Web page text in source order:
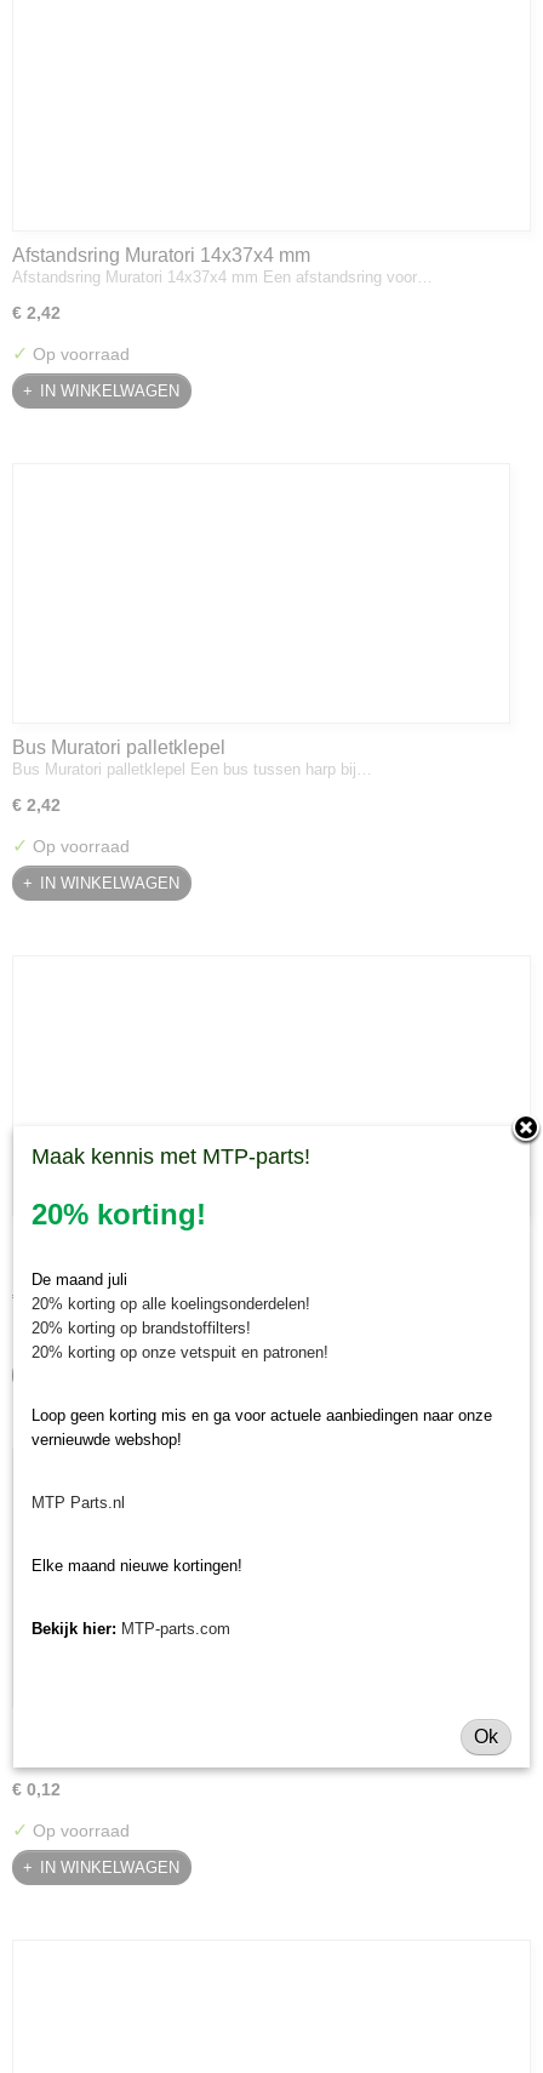
Afstandsring Muratori 14x37x4 mm
Afstandsring Muratori 14x37x4 mm Een afstandsring voor…
€ 2,42
✓ Op voorraad
IN WINKELWAGEN
Bus Muratori palletklepel
Bus Muratori palletklepel Een bus tussen harp bij…
€ 2,42
✓ Op voorraad
IN WINKELWAGEN
€ 10,16
Op voorraad
Klepelmoer Muratori M31 series Klepelmoer voor de standaard…
€ 0,12
✓ Op voorraad
IN WINKELWAGEN
Maak kennis met MTP-parts!
20% korting!
De maand juli
20% korting op alle koelingsonderdelen!
20% korting op brandstoffilters!
20% korting op onze vetspuit en patronen!
Loop geen korting mis en ga voor actuele aanbiedingen naar onze
vernieuwde webshop!
MTP Parts.nl
Elke maand nieuwe kortingen!
Bekijk hier: MTP-parts.com
Ok